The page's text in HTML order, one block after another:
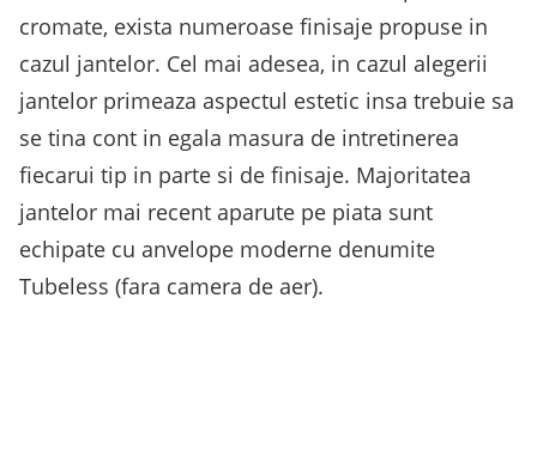
cromate, exista numeroase finisaje propuse in
cazul jantelor. Cel mai adesea, in cazul alegerii
jantelor primeaza aspectul estetic insa trebuie sa
se tina cont in egala masura de intretinerea
fiecarui tip in parte si de finisaje. Majoritatea
jantelor mai recent aparute pe piata sunt
echipate cu anvelope moderne denumite
Tubeless (fara camera de aer).